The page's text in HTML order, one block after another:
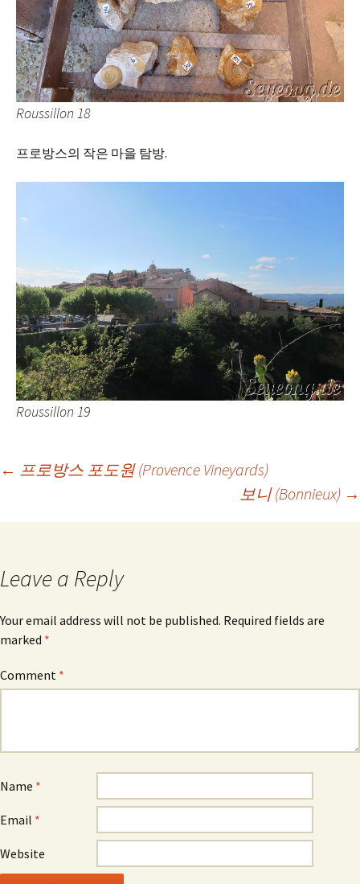
Roussillon 18
프로방스의 작은 마을 탐방.
Roussillon 19
Post
navigation
← 프로방스 포도원 (Provence Vineyards)
보니 (Bonnieux) →
Leave a Reply
Your email address will not be published. Required fields are
marked *
Comment *
Name *
Email *
Website